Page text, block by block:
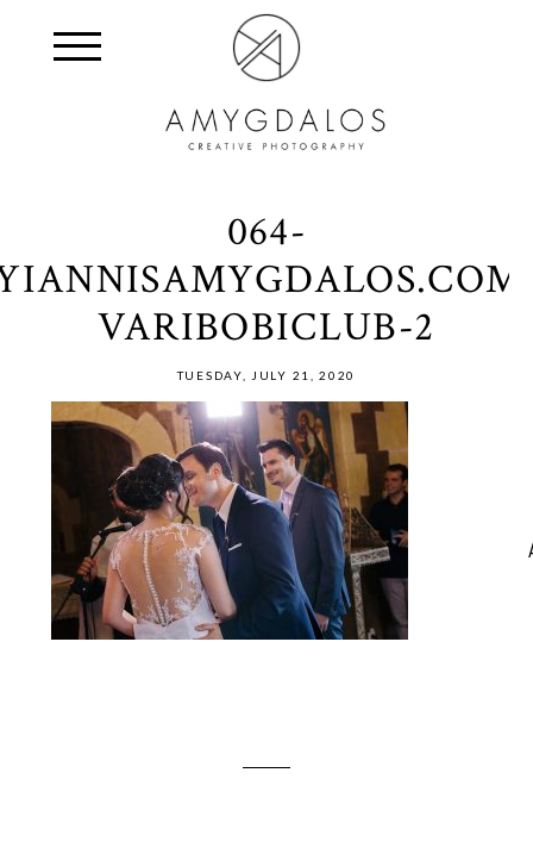
064-
VARIBOBICLUB-2
TUESDAY, JULY 21, 2020